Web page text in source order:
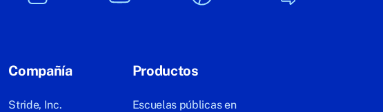
Compañía
Stride, Inc.
Productos
Escuelas públicas en